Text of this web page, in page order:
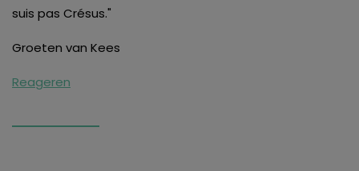
suis pas Crésus."
Groeten van Kees
Reageren